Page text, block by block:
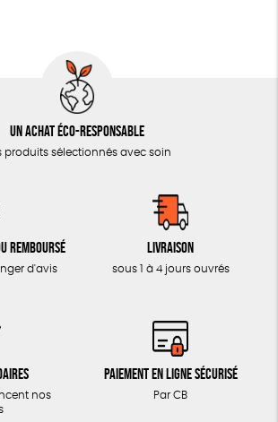
Un achat éco-responsable
produits sélectionnés avec soin
remboursé
d'avis
Livraison
sous 1 à 4 jours ouvrés
nos
Paiement en ligne sécurisé
Par CB